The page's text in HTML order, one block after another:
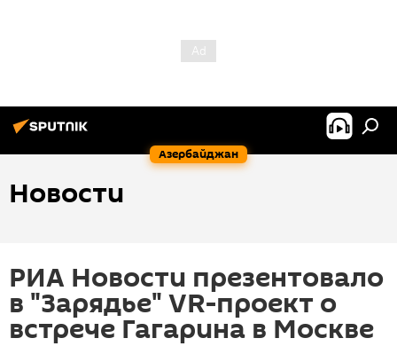
Азербайджан
Новости
РИА Новости презентовало
в "Зарядье" VR-проект о
встрече Гагарина в Москве